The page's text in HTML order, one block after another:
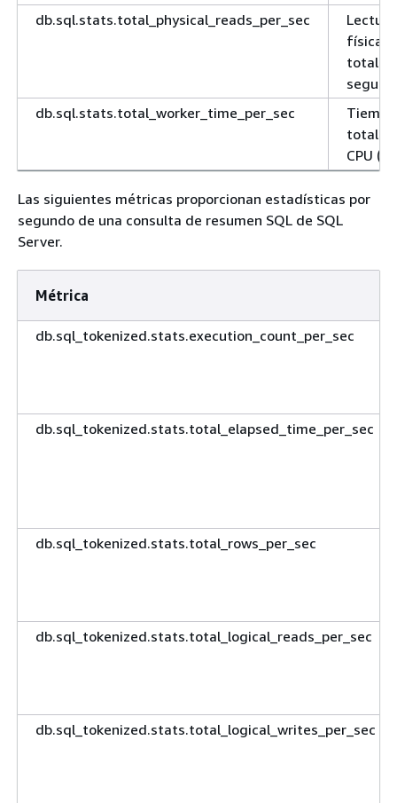
db.sql.stats.total_physical_reads_per_sec
físicas
totales
db.sql.stats.total_worker_time_per_sec
Tiempo
total
CPU
Las siguientes métricas proporcionan estadísticas por
segundo de una consulta de resumen SQL de SQL
Server.
Métrica
db.sql_tokenized.stats.execution_count_per_sec
db.sql_tokenized.stats.total_elapsed_time_per_sec
db.sql_tokenized.stats.total_rows_per_sec
db.sql_tokenized.stats.total_logical_reads_per_sec
db.sql_tokenized.stats.total_logical_writes_per_sec